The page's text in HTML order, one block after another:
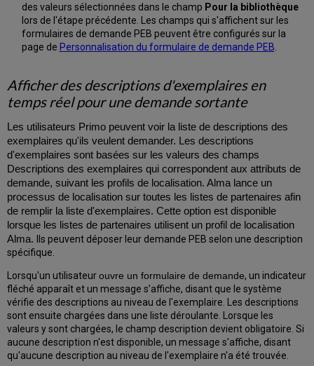
des valeurs sélectionnées dans le champ Pour la bibliothèque
lors de l'étape précédente. Les champs qui s'affichent sur les
formulaires de demande PEB peuvent être configurés sur la
page de Personnalisation du formulaire de demande PEB
Afficher des descriptions d'exemplaires en
temps réel pour une demande sortante
Les utilisateurs Primo peuvent voir la liste de descriptions des
exemplaires qu'ils veulent demander. Les descriptions
d'exemplaires sont basées sur les valeurs des champs
Descriptions des exemplaires qui correspondent aux attributs de
demande, suivant les profils de localisation. Alma lance un
processus de localisation sur toutes les listes de partenaires afin
de remplir la liste d'exemplaires. Cette option est disponible
lorsque les listes de partenaires utilisent un profil de localisation
Alma.Ils peuvent déposer leur demande PEB selon une description
spécifique.
Lorsqu'un utilisateurouvre un formulaire de demande, un indicateur
fléché apparaît et un message s’affiche, disant que le système
vérifie des descriptions au niveau de l'exemplaire. Les descriptions
sont ensuite chargées dans une liste déroulante. Lorsque les
valeurs y sont chargées, le champ description devient obligatoire. Si
aucune description n'est disponible, un message s'affiche, disant
qu'aucune description au niveau de l'exemplaire n'a été trouvée.